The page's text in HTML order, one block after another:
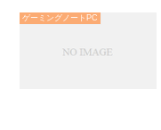
ゲーミングノートPC